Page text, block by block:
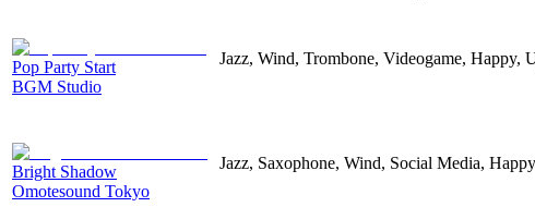
Pop Party Start
BGM Studio
Jazz, Wind, Trombone, Videogame, Happy,
Bright Shadow
Omotesound Tokyo
Jazz, Saxophone, Wind, Social Media, Happy